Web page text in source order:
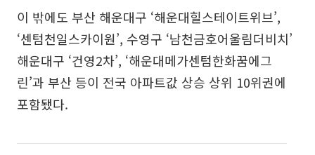
이 밖에도 부산 해운대구 ‘해운대힐스테이트위브’,
‘센텀천일스카이원’, 수영구 ‘남천금호어울림더비치’
해운대구 ‘건영2차’, ‘해운대메가센텀한화꿈에그
린’과 부산 등이 전국 아파트값 상승 상위 10위권에
포함됐다.